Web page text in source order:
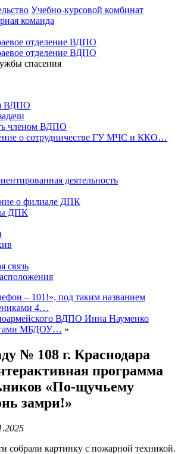
Учебно-курсовой комбинат
команда
спасения
ВДПО
членом ВДПО
о сотрудничестве ГУ МЧС и ККО…
деятельность
о филиале ДПК
ДПК
связь
– 101!», под таким названием
4…
ВДПО Инна Науменко
МБДОУ… »
№ 108 г. Краснодара
программа
«По-щучьему
замри!»
собрали картинку с пожарной техникой.